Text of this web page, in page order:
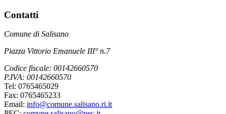
Contatti
Comune di Salisano
Piazza Vittorio Emanuele III° n.7
Codice fiscale: 00142660570
P.IVA: 00142660570
Tel: 0765465029
Fax: 0765465233
Email: info@comune.salisano.ri.it